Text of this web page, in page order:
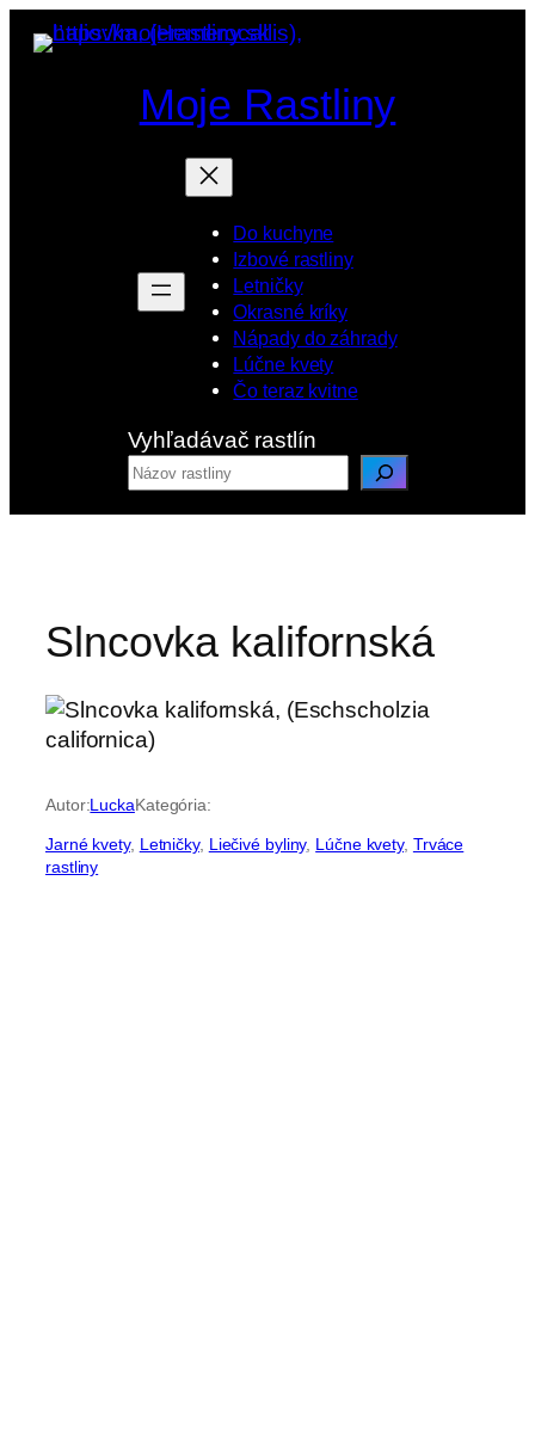
Prejsť
na
Moje Rastliny
Do kuchyne
Izbové rastliny
Letničky
Okrasné kríky
Nápady do záhrady
Lúčne kvety
Čo teraz kvitne
Vyhľadávač rastlín
Slncovka kalifornská
Autor:LuckaKategória:
Jarné kvety, Letničky, Liečivé byliny, Lúčne kvety, Trváce
rastliny